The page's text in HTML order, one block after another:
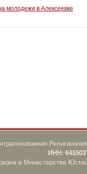
молодежи в Алексеевке
ИНН:
в Министерстве